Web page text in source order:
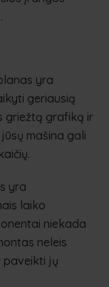
yra
geriausią
griežtą grafiką ir
mašina gali
yra
laiko
niekada
neleis
paveikti jų